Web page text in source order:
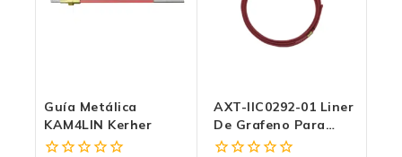
Guía Metálica
KAM4LIN Kerher
AXT-IIC0292-01 Liner
De Grafeno Para
Antorcha MIG/MAG |